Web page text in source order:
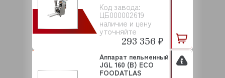
Код завода:
ЦБ000002619
наличие и цену
уточняйте
293 356 ₽
Аппарат пельменный
JGL 160 (B) ECO
FOODATLAS